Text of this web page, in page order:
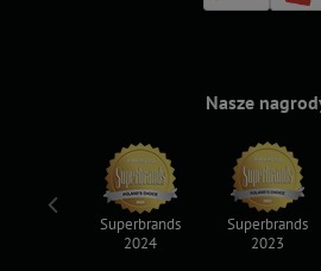
Nasze
Superbrands
2024
Superbrands
2023